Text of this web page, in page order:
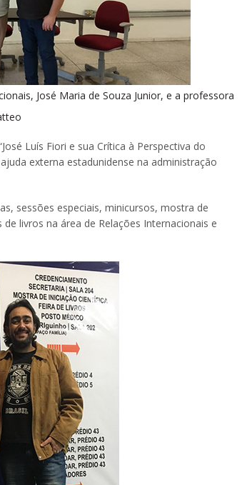
José Maria de Souza Junior, e a professora
Luís Fiori e sua Crítica à Perspectiva do
externa estadunidense na administração
sessões especiais, minicursos, mostra de
livros na área de Relações Internacionais e